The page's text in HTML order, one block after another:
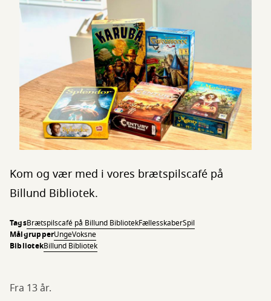
Kom og vær med i vores brætspilscafé på
Billund Bibliotek.
TagsBrætspilscafé på Billund BibliotekFællesskaberSpil
MålgrupperUngeVoksne
BibliotekBillund Bibliotek
Fra 13 år.